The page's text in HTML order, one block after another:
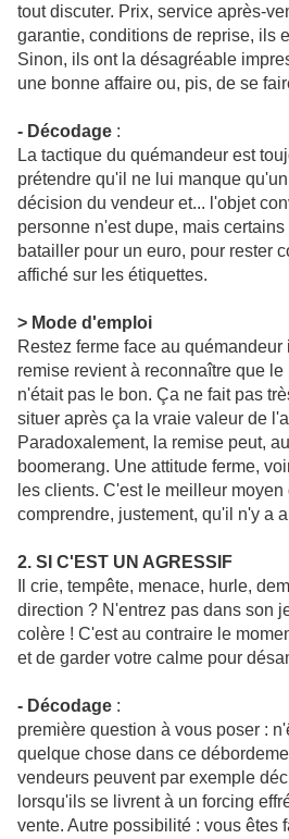
tout discuter. Prix, service après-
garantie, conditions de reprise, ils
Sinon, ils ont la désagréable
une bonne affaire ou, pis, de se
- Décodage :
La tactique du quémandeur est
prétendre qu'il ne lui manque
décision du vendeur et... l'objet
personne n'est dupe, mais
batailler pour un euro, pour rester
affiché sur les étiquettes.
> Mode d'emploi
Restez ferme face au
remise revient à reconnaître que
n'était pas le bon. Ça ne fait pas
situer après ça la vraie valeur de
Paradoxalement, la remise peut,
boomerang. Une attitude ferme,
les clients. C'est le meilleur moyen
comprendre, justement, qu'il n'y a
2. SI C'EST UN AGRESSIF
Il crie, tempête, menace, hurle,
direction ? N'entrez pas dans son
colère ! C'est au contraire le
et de garder votre calme pour
- Décodage :
première question à vous poser :
quelque chose dans ce
vendeurs peuvent par exemple
lorsqu'ils se livrent à un forcing
vente. Autre possibilité : vous êtes